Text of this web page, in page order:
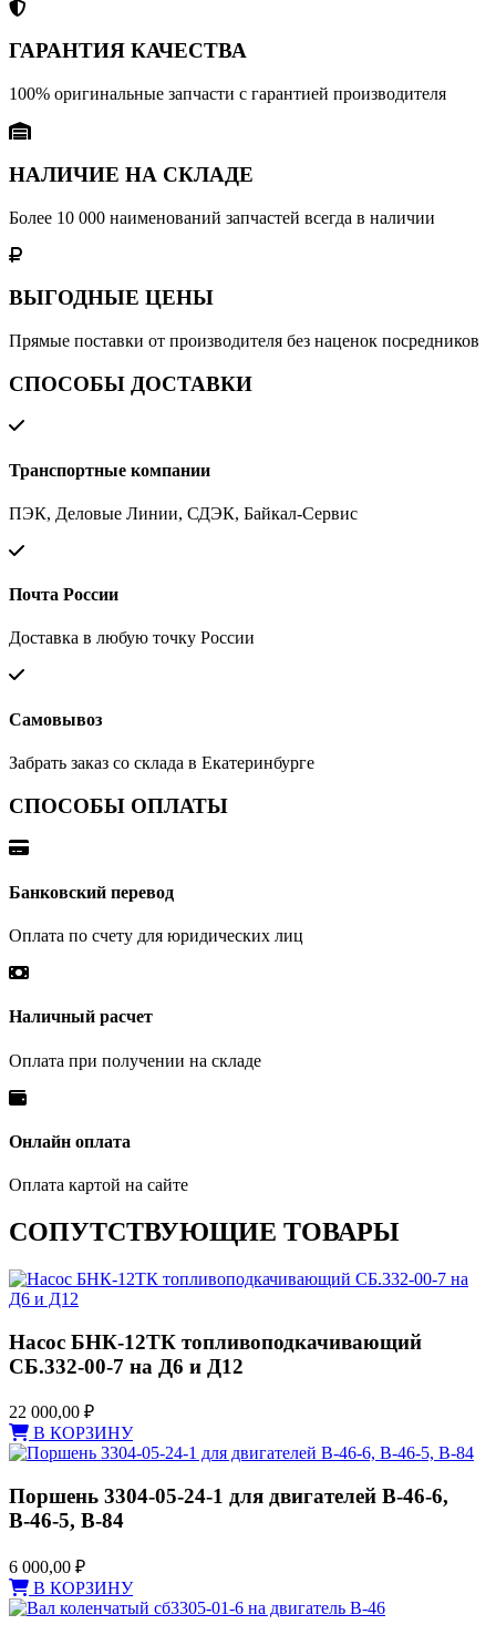
ГАРАНТИЯ КАЧЕСТВА
100% оригинальные запчасти с гарантией производителя
НАЛИЧИЕ НА СКЛАДЕ
Более 10 000 наименований запчастей всегда в наличии
ВЫГОДНЫЕ ЦЕНЫ
Прямые поставки от производителя без наценок посредников
СПОСОБЫ ДОСТАВКИ
Транспортные компании
ПЭК, Деловые Линии, СДЭК, Байкал-Сервис
Почта России
Доставка в любую точку России
Самовывоз
Забрать заказ со склада в Екатеринбурге
СПОСОБЫ ОПЛАТЫ
Банковский перевод
Оплата по счету для юридических лиц
Наличный расчет
Оплата при получении на складе
Онлайн оплата
Оплата картой на сайте
СОПУТСТВУЮЩИЕ ТОВАРЫ
Насос БНК-12ТК топливоподкачивающий
СБ.332-00-7 на Д6 и Д12
22 000,00 ₽
В КОРЗИНУ
Поршень 3304-05-24-1 для двигателей В-46-6,
В-46-5, В-84
6 000,00 ₽
В КОРЗИНУ